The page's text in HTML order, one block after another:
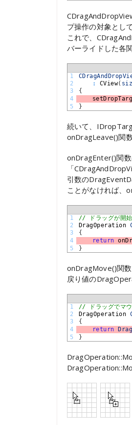
プ操作の対象とし
これで、
バーライドした各
1
2
3
4
5
:
CView(
{
}
続いて、
onDragLeave()関
onDragEnter()関
「
引数の
ことがなければ、
1
2
3
4
5
// ドラッグが開始
DragOperation
{
return
}
onDragMove()関
戻り値の
1
2
3
4
5
// ドラッグでマウ
DragOperation
{
return
}